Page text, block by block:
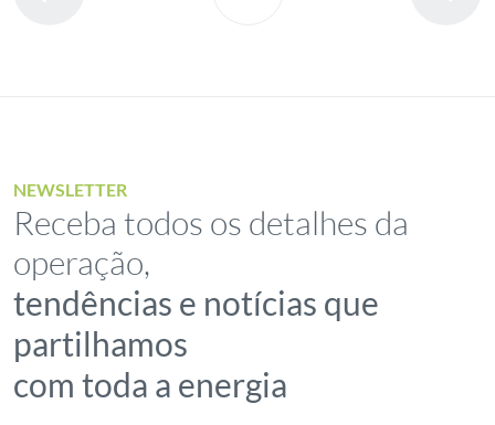
NEWSLETTER
Receba todos os detalhes da
operação,
tendências e notícias que
partilhamos
com toda a energia